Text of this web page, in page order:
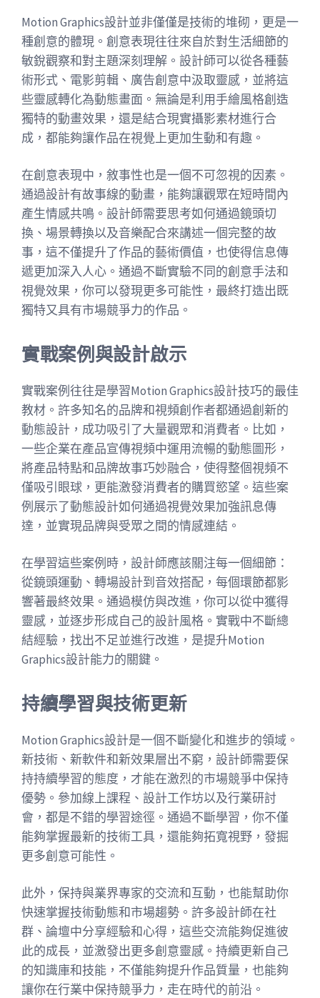
Motion Graphics設計並非僅僅是技術的堆砌，更是一
種創意的體現。創意表現往往來自於對生活細節的
敏銳觀察和對主題深刻理解。設計師可以從各種藝
術形式、電影剪輯、廣告創意中汲取靈感，並將這
些靈感轉化為動態畫面。無論是利用手繪風格創造
獨特的動畫效果，還是結合現實攝影素材進行合
成，都能夠讓作品在視覺上更加生動和有趣。
在創意表現中，敘事性也是一個不可忽視的因素。
通過設計有故事線的動畫，能夠讓觀眾在短時間內
產生情感共鳴。設計師需要思考如何通過鏡頭切
換、場景轉換以及音樂配合來講述一個完整的故
事，這不僅提升了作品的藝術價值，也使得信息傳
遞更加深入人心。通過不斷實驗不同的創意手法和
視覺效果，你可以發現更多可能性，最終打造出既
獨特又具有市場競爭力的作品。
實戰案例與設計啟示
實戰案例往往是學習Motion Graphics設計技巧的最佳
教材。許多知名的品牌和視頻創作者都通過創新的
動態設計，成功吸引了大量觀眾和消費者。比如，
一些企業在產品宣傳視頻中運用流暢的動態圖形，
將產品特點和品牌故事巧妙融合，使得整個視頻不
僅吸引眼球，更能激發消費者的購買慾望。這些案
例展示了動態設計如何通過視覺效果加強訊息傳
達，並實現品牌與受眾之間的情感連結。
在學習這些案例時，設計師應該關注每一個細節：
從鏡頭運動、轉場設計到音效搭配，每個環節都影
響著最終效果。通過模仿與改進，你可以從中獲得
靈感，並逐步形成自己的設計風格。實戰中不斷總
結經驗，找出不足並進行改進，是提升Motion
Graphics設計能力的關鍵。
持續學習與技術更新
Motion Graphics設計是一個不斷變化和進步的領域。
新技術、新軟件和新效果層出不窮，設計師需要保
持持續學習的態度，才能在激烈的市場競爭中保持
優勢。參加線上課程、設計工作坊以及行業研討
會，都是不錯的學習途徑。通過不斷學習，你不僅
能夠掌握最新的技術工具，還能夠拓寬視野，發掘
更多創意可能性。
此外，保持與業界專家的交流和互動，也能幫助你
快速掌握技術動態和市場趨勢。許多設計師在社
群、論壇中分享經驗和心得，這些交流能夠促進彼
此的成長，並激發出更多創意靈感。持續更新自己
的知識庫和技能，不僅能夠提升作品質量，也能夠
讓你在行業中保持競爭力，走在時代的前沿。